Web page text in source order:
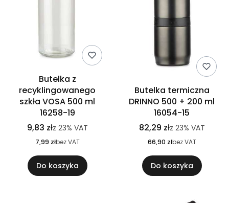
Butelka z
recyklingowanego
szkła VOSA 500 ml
16258-19
9,83 złz 23% VAT
7,99 złbez VAT
Do koszyka
Butelka termiczna
DRINNO 500 + 200 ml
16054-15
82,29 złz 23% VAT
66,90 złbez VAT
Do koszyka